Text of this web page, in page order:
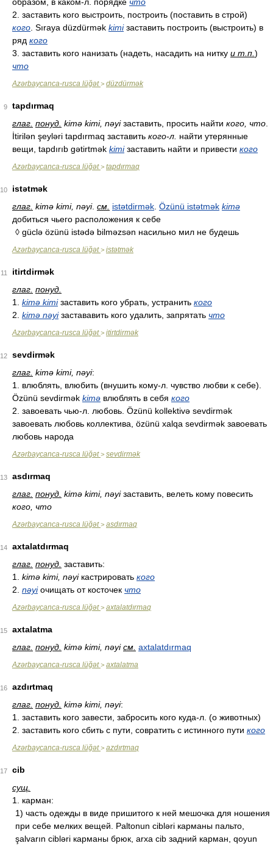
2. заставить кого выстроить, построить (поставить в строй)
кого . Sıraya düzdürmək kimiзаставить построить (выстроить) в
ряд кого
3. заставить кого нанизать (надеть, насадить на нитку и т.п. )
что
Azərbaycanca-rusca lüğət> düzdürmək
9
tapdırmaq
глаг. понуд. kimə kimi, nəyiзаставить, просить найти кого, что
İtirilən şeyləri tapdırmaq заставить кого-л. найти утерянные
вещи, tapdırıb gətirtmək kimiзаставить найти и привести кого
Azərbaycanca-rusca lüğət> tapdırmaq
10
istətmək
глаг. kimə kimi, nəyi. см. istətdirmək Özünü istətmək kimə
добиться чьего расположения к себе
◊ güclə özünü istədə bilməzsən насильно мил не будешь
Azərbaycanca-rusca lüğət> istətmək
11
itirtdirmək
глаг. понуд.
1. kimə kimiзаставить кого убрать, устранить кого
2. kimə nəyiзастававить кого удалить, запрятать что
Azərbaycanca-rusca lüğət> itirtdirmək
12
sevdirmək
глаг. kimə kimi, nəyi:
1. влюблять, влюбить (внушить кому-л. чувство любви к себе).
Özünü sevdirmək kimə влюблять в себя кого
2. завоевать чью-л. любовь. Özünü kollektivə sevdirmək
завоевать любовь коллектива, özünü xalqa sevdirmək завоевать
любовь народа
Azərbaycanca-rusca lüğət> sevdirmək
13
asdırmaq
глаг. понуд. kimə kimi, nəyiзаставить, велеть кому повесить
кого, что
Azərbaycanca-rusca lüğət> asdırmaq
14
axtalatdırmaq
глаг. понуд. заставить:
1. kimə kimi, nəyiкастрировать кого
2. nəyiочищать от косточек что
Azərbaycanca-rusca lüğət> axtalatdırmaq
15
axtalatma
глаг. понуд. kimə kimi, nəyi см. axtalatdırmaq
Azərbaycanca-rusca lüğət> axtalatma
16
azdırtmaq
глаг. понуд. kimə kimi, nəyi:
1. заставить кого завести, забросить кого куда-л. (о животных)
2. заставить кого сбить с пути, совратить с истинного пути кого
Azərbaycanca-rusca lüğət> azdırtmaq
17
cib
сущ.
1. карман:
1) часть одежды в виде пришитого к ней мешочка для ношения
при себе мелких вещей. Paltonun cibləri карманы пальто,
şalvarın cibləri карманы брюк, arxa cib задний карман, qoyun